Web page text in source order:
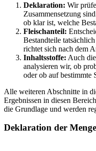
Deklaration: Wir
Zusammensetzung
ob klar ist, welche
Fleischanteil:
Bestandteile
richtet sich nach dem
Inhaltsstoffe: Auch
analysieren wir, ob
oder ob auf bestimmte
Alle weiteren Abschnitte in
Ergebnissen in diesen
die Grundlage und werden
Deklaration der